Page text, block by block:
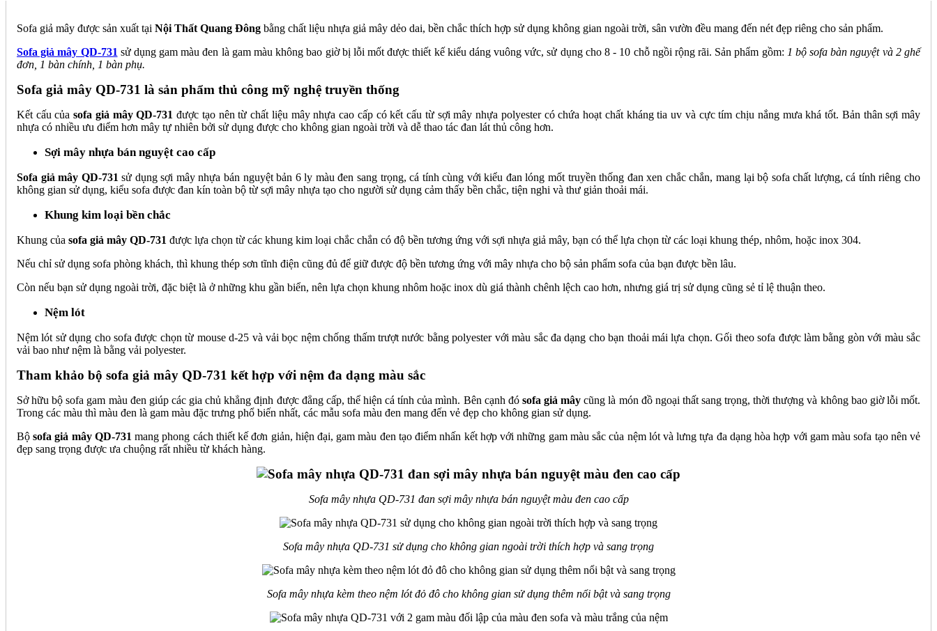
Sofa giả mây được sản xuất tại Nội Thất Quang Đông bằng chất liệu nhựa giả mây dẻo dai, bền chắc thích hợp sử dụng không gian ngoài trời, sân vườn đều mang đến nét đẹp riêng cho sản phẩm.
Sofa giả mây QD-731 sử dụng gam màu đen là gam màu không bao giờ bị lỗi mốt được thiết kế kiểu dáng vuông vức, sử dụng cho 8 - 10 chỗ ngồi rộng rãi. Sản phẩm gồm: 1 bộ sofa bàn nguyệt và 2 ghế
đơn, 1 bàn chính, 1 bàn phụ.
Sofa giả mây QD-731 là sản phẩm thủ công mỹ nghệ truyền thống
Kết cấu củasofa giả mây QD-731 được tạo nên từ chất liệu mây nhựa cao cấp có kết cấu từ sợi mây nhựa polyester có chứa hoạt chất kháng tia uv và cực tím chịu nắng mưa khá tốt. Bản thân sợi mây
nhựa có nhiều ưu điểm hơn mây tự nhiên bởi sử dụng được cho không gian ngoài trời và dễ thao tác đan lát thủ công hơn.
Sợi mây nhựa bán nguyệt cao cấp
Sofa giả mây QD-731 sử dụng sợi mây nhựa bán nguyệt bản 6 ly màu đen sang trọng, cá tính cùng với kiểu đan lóng mốt truyền thống đan xen chắc chắn, mang lại bộ sofa chất lượng, cá tính riêng cho
không gian sử dụng, kiểu sofa được đan kín toàn bộ từ sợi mây nhựa tạo cho người sử dụng cảm thấy bền chắc, tiện nghi và thư giản thoải mái.
Khung kim loại bền chắc
Khung của sofa giả mây QD-731 được lựa chọn từ các khung kim loại chắc chắn có độ bền tương ứng với sợi nhựa giả mây, bạn có thể lựa chọn từ các loại khung thép, nhôm, hoặc inox 304.
Nếu chỉ sử dụng sofa phòng khách, thì khung thép sơn tĩnh điện cũng đủ để giữ được độ bền tương ứng với mây nhựa cho bộ sản phẩm sofa của bạn được bền lâu.
Còn nếu bạn sử dụng ngoài trời, đặc biệt là ở những khu gần biển, nên lựa chọn khung nhôm hoặc inox dù giá thành chênh lệch cao hơn, nhưng giá trị sử dụng cũng sẻ tỉ lệ thuận theo.
Nệm lót
Nệm lót sử dụng cho sofa được chọn từ mouse d-25 và vải bọc nệm chống thấm trượt nước bằng polyester với màu sắc đa dạng cho bạn thoải mái lựa chọn. Gối theo sofa được làm bằng gòn với màu sắc
vải bao như nệm là bằng vải polyester.
Tham khảo bộ sofa giả mây QD-731 kết hợp với nệm đa dạng màu sắc
Sở hữu bộ sofa gam màu đen giúp các gia chủ khẳng định được đẳng cấp, thể hiện cá tính của mình. Bên cạnh đó sofa giả mây cũng là món đồ ngoại thất sang trọng, thời thượng và không bao giờ lỗi mốt.
Trong các màu thì màu đen là gam màu đặc trưng phổ biến nhất, các mẫu sofa màu đen mang đến vẻ đẹp cho không gian sử dụng.
Bộ sofa giả mây QD-731 mang phong cách thiết kế đơn giản, hiện đại, gam màu đen tạo điểm nhấn kết hợp với những gam màu sắc của nệm lót và lưng tựa đa dạng hòa hợp với gam màu sofa tạo nên vẻ
đẹp sang trọng được ưa chuộng rất nhiều từ khách hàng.
Sofa mây nhựa QD-731 đan sợi mây nhựa bán nguyệt màu đen cao cấp
Sofa mây nhựa QD-731 sử dụng cho không gian ngoài trời thích hợp và sang trọng
Sofa mây nhựa kèm theo nệm lót đỏ đô cho không gian sử dụng thêm nổi bật và sang trọng